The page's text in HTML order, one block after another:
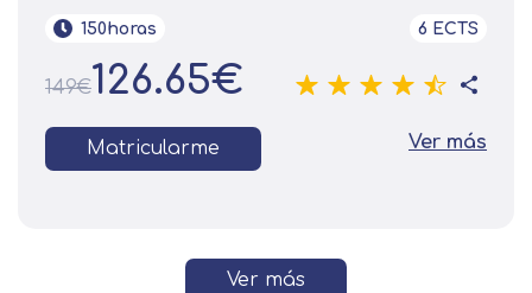
150horas 6 ECTS
149€126.65€
Matricularme Ver más
Ver más